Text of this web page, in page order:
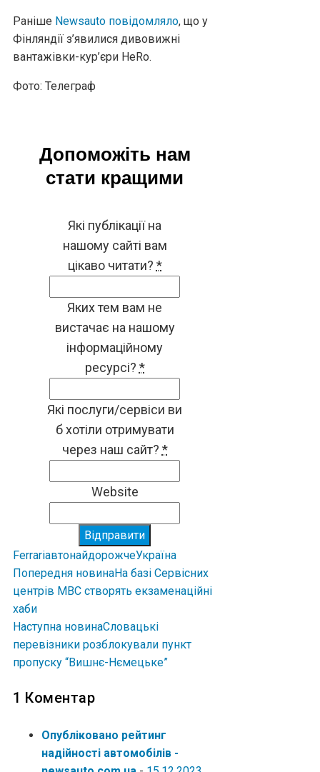
Раніше Newsauto повідомляло, що у
Фінляндії з’явилися дивовижні
вантажівки-кур’єри HeRo.
Фото: Телеграф
Допоможіть нам
стати кращими
Які публікації на
нашому сайті вам
цікаво читати? *
Яких тем вам не
вистачає на нашому
інформаційному
ресурсі? *
Які послуги/сервіси ви
б хотіли отримувати
через наш сайт? *
Website
Відправити
FerrariавтонайдорожчеУкраїна
Попередня новинаНа базі Сервісних
центрів МВС створять екзаменаційні
хаби
Наступна новинаСловацькі
перевізники розблокували пункт
пропуску “Вишнє-Нємецьке”
1 Коментар
Опубліковано рейтинг
надійності автомобілів -